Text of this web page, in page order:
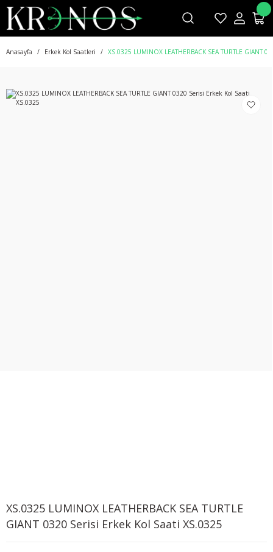
Anasayfa Erkek Kol Saatleri XS.0325 LUMINOX LEATHERBACK SEA TURTLE GIANT
XS.0325 LUMINOX LEATHERBACK SEA TURTLE
GIANT 0320 Serisi Erkek Kol Saati XS.0325